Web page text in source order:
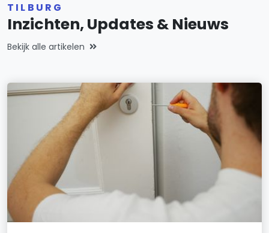
TILBURG
Inzichten, Updates & Nieuws
Bekijk alle artikelen